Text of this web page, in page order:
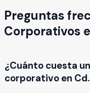
Preguntas
Corporativos
¿Cuánto cuesta
corporativo en